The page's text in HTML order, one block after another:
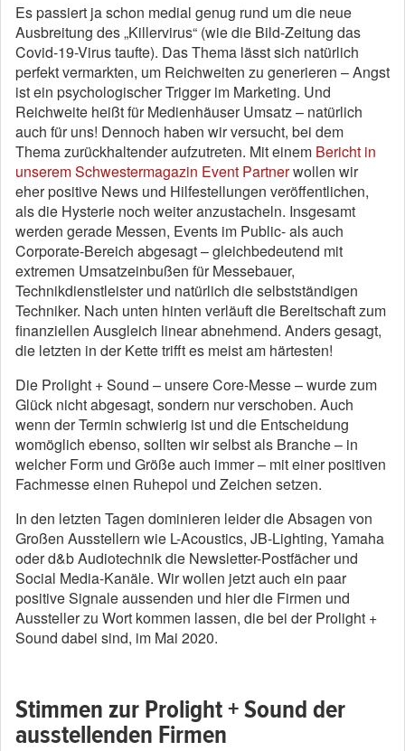
Es passiert ja schon medial genug rund um die neue
Ausbreitung des „Killervirus“ (wie die Bild-Zeitung das
Covid-19-Virus taufte). Das Thema lässt sich natürlich
perfekt vermarkten, um Reichweiten zu generieren – Angst
ist ein psychologischer Trigger im Marketing. Und
Reichweite heißt für Medienhäuser Umsatz – natürlich
auch für uns! Dennoch haben wir versucht, bei dem
Thema zurückhaltender aufzutreten. Mit einem Bericht in
unserem Schwestermagazin Event Partnerwollen wir
eher positive News und Hilfestellungen veröffentlichen,
als die Hysterie noch weiter anzustacheln. Insgesamt
werden gerade Messen, Events im Public- als auch
Corporate-Bereich abgesagt – gleichbedeutend mit
extremen Umsatzeinbußen für Messebauer,
Technikdienstleister und natürlich die selbstständigen
Techniker. Nach unten hinten verläuft die Bereitschaft zum
finanziellen Ausgleich linear abnehmend. Anders gesagt,
die letzten in der Kette trifft es meist am härtesten!
Die Prolight + Sound – unsere Core-Messe – wurde zum
Glück nicht abgesagt, sondern nur verschoben. Auch
wenn der Termin schwierig ist und die Entscheidung
womöglich ebenso, sollten wir selbst als Branche – in
welcher Form und Größe auch immer – mit einer positiven
Fachmesse einen Ruhepol und Zeichen setzen.
In den letzten Tagen dominieren leider die Absagen von
Großen Ausstellern wie L-Acoustics, JB-Lighting, Yamaha
oder d&b Audiotechnik die Newsletter-Postfächer und
Social Media-Kanäle. Wir wollen jetzt auch ein paar
positive Signale aussenden und hier die Firmen und
Aussteller zu Wort kommen lassen, die bei der Prolight +
Sound dabei sind, im Mai 2020.
Stimmen zur Prolight + Sound der
ausstellenden Firmen